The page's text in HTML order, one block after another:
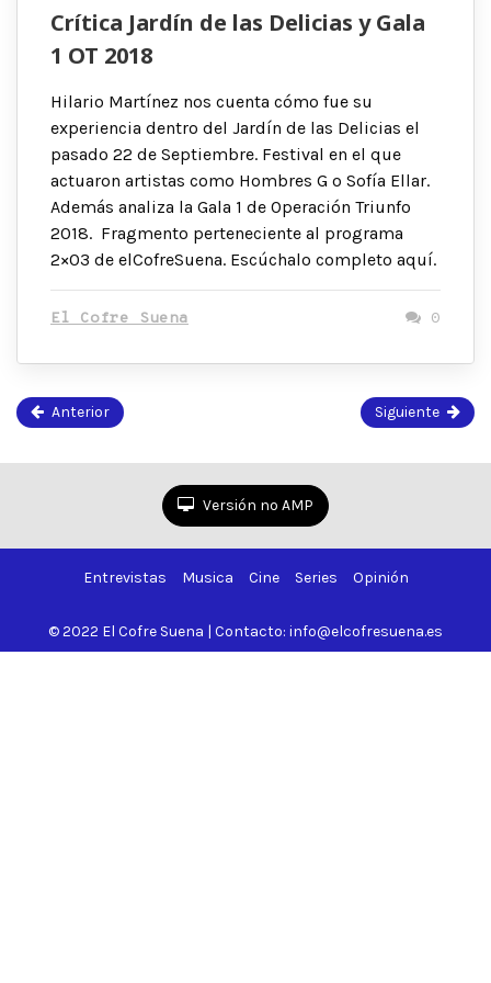
Crítica Jardín de las Delicias y Gala
1 OT 2018
Hilario Martínez nos cuenta cómo fue su
experiencia dentro del Jardín de las Delicias el
pasado 22 de Septiembre. Festival en el que
actuaron artistas como Hombres G o Sofía Ellar.
Además analiza la Gala 1 de Operación Triunfo
2018. Fragmento perteneciente al programa
2×03 de elCofreSuena. Escúchalo completo aquí.
El Cofre Suena 0
Anterior
55
de
67
Siguiente
Versión no AMP
Entrevistas Musica Cine Series Opinión
© 2022 El Cofre Suena | Contacto: info@elcofresuena.es